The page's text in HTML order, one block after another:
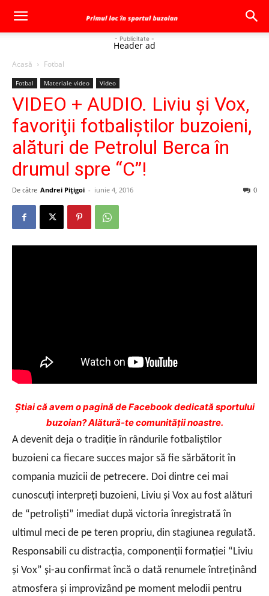
- Publicitate -
Header ad
Acasă Fotbal
Fotbal Materiale video Video
VIDEO + AUDIO. Liviu şi Vox,
favoriţii fotbaliştilor buzoieni,
alături de Petrolul Berca în
drumul spre “C”!
De către Andrei Pițigoi - iunie 4, 2016 0
Ştiai că avem o pagină de Facebook dedicată sportului
buzoian? Alătură-te comunității noastre.
A devenit deja o tradiţie în rândurile fotbaliştilor
buzoieni ca fiecare succes major să fie sărbătorit în
compania muzicii de petrecere. Doi dintre cei mai
cunoscuţi interpreţi buzoieni, Liviu şi Vox au fost alături
de “petrolişti” imediat după victoria înregistrată în
ultimul meci de pe teren propriu, din stagiunea regulată.
Responsabili cu distracţia, componenţii formaţiei “Liviu
şi Vox” şi-au confirmat încă o dată renumele întreţinând
atmosfera şi improvizând pe moment melodii pentru